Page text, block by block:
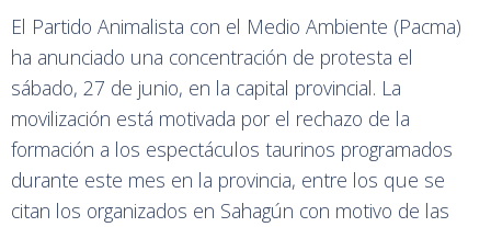
El Partido Animalista con el Medio Ambiente (Pacma)
ha anunciado una concentración de protesta el
sábado, 27 de junio, en la capital provincial. La
movilización está motivada por el rechazo de la
formación a los espectáculos taurinos programados
durante este mes en la provincia, entre los que se
citan los organizados en Sahagún con motivo de las